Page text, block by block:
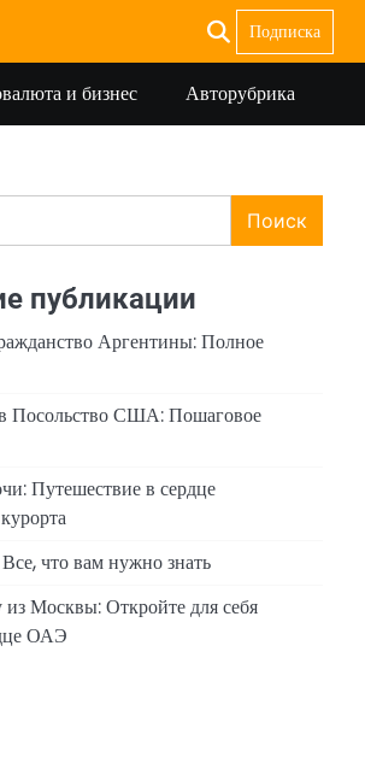
Подписка
и бизнес Авторубрика
Поиск
публикации
Аргентины: Полное
Посольство США: Пошаговое
Путешествие в сердце
что вам нужно знать
Москвы: Откройте для себя
ОАЭ